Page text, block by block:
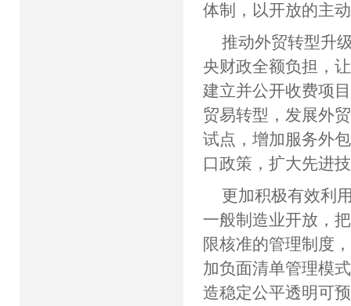
体制，以开放的主
推动外贸转型升
央财政全额负担，
建立并公开收费项
贸易转型，发展外
试点，增加服务外
口政策，扩大先进
更加积极有效利
一般制造业开放，
限核准的管理制度
加负面清单管理模
造稳定公平透明可